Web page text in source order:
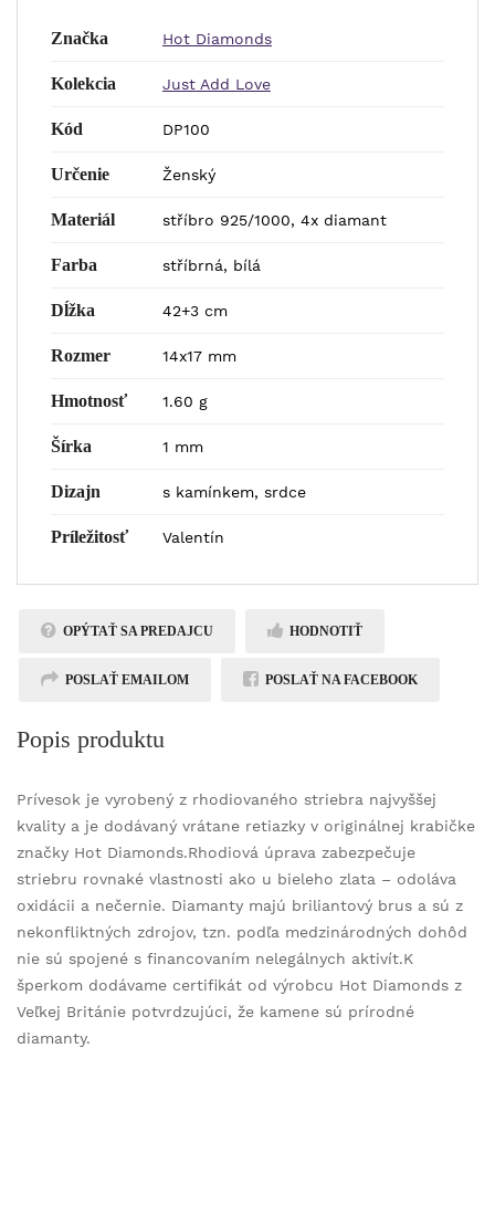
Značka Hot Diamonds
Kolekcia Just Add Love
Kód DP100
Určenie Ženský
Materiál stříbro 925/1000, 4x diamant
Farba stříbrná, bílá
Dĺžka 42+3 cm
Rozmer 14x17 mm
Hmotnosť 1.60 g
Šírka 1 mm
Dizajn s kamínkem, srdce
Príležitosť Valentín
OPÝTAŤ SA PREDAJCU HODNOTIŤ
POSLAŤ EMAILOM POSLAŤ NA FACEBOOK
Popis produktu
Prívesok je vyrobený z rhodiovaného striebra najvyššej
kvality a je dodávaný vrátane retiazky v originálnej krabičke
značky Hot Diamonds.Rhodiová úprava zabezpečuje
striebru rovnaké vlastnosti ako u bieleho zlata – odoláva
oxidácii a nečernie. Diamanty majú briliantový brus a sú z
nekonfliktných zdrojov, tzn. podľa medzinárodných dohôd
nie sú spojené s financovaním nelegálnych aktivít.K
šperkom dodávame certifikát od výrobcu Hot Diamonds z
Veľkej Británie potvrdzujúci, že kamene sú prírodné
diamanty.